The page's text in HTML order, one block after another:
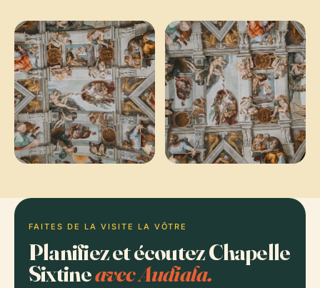
FAITES DE LA VISITE LA VÔTRE
Planifiez et écoutez Chapelle
Sixtineavec Audiala.